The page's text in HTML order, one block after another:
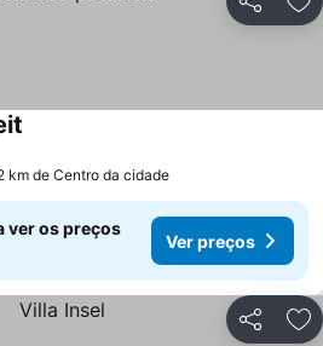
Partilhar
km de Centro da cidade
ver os preços
Ver preços
Partilhar